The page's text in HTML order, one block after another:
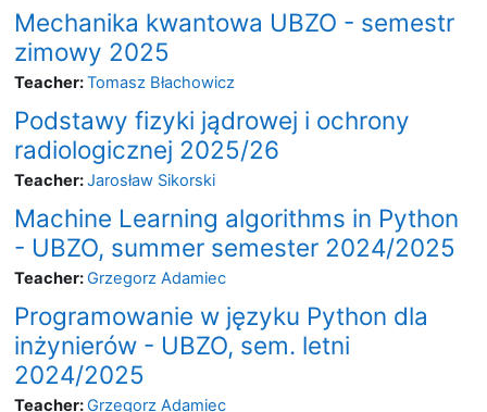
Mechanika kwantowa UBZO - semestr
zimowy 2025
Teacher:Tomasz Błachowicz
Podstawy fizyki jądrowej i ochrony
radiologicznej 2025/26
Teacher:Jarosław Sikorski
Machine Learning algorithms in Python
- UBZO, summer semester 2024/2025
Teacher:Grzegorz Adamiec
Programowanie w języku Python dla
inżynierów - UBZO, sem. letni
2024/2025
Teacher:Grzegorz Adamiec